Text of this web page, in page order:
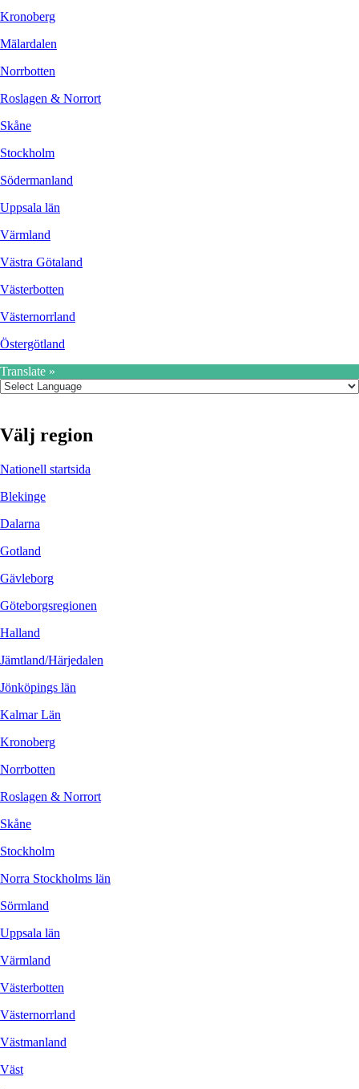
Kronoberg
Mälardalen
Norrbotten
Roslagen & Norrort
Skåne
Stockholm
Södermanland
Uppsala län
Värmland
Västra Götaland
Västerbotten
Västernorrland
Östergötland
Translate »
Välj region
Nationell startsida
Blekinge
Dalarna
Gotland
Gävleborg
Göteborgsregionen
Halland
Jämtland/Härjedalen
Jönköpings län
Kalmar Län
Kronoberg
Norrbotten
Roslagen & Norrort
Skåne
Stockholm
Norra Stockholms län
Sörmland
Uppsala län
Värmland
Västerbotten
Västernorrland
Västmanland
Väst